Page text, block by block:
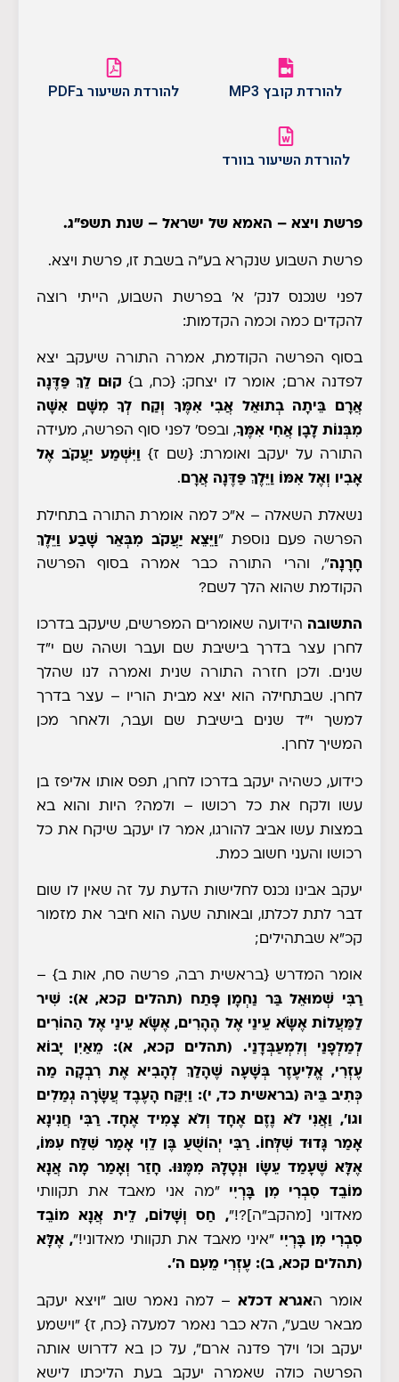
להורדת קובץ MP3 להורדת השיעור בPDF
להורדת השיעור בוורד
פרשת ויצא – האמא של ישראל – שנת תשפ"ג.
פרשת השבוע שנקרא בע"ה בשבת זו, פרשת ויצא.
לפני שנכנס לנק' א' בפרשת השבוע, הייתי רוצה
להקדים כמה וכמה הקדמות:
בסוף הפרשה הקודמת, אמרה התורה שיעקב יצא
לפדנה ארם; אומר לו יצחק:{כח, ב} קוּם לֵךְ פַּדֶּנָה
אֲרָם בֵּיתָה בְתוּאֵל אֲבִי אִמֶּךָ וְקַח לְךָ מִשָּׁם אִשָּׁה
מִבְּנוֹת לָבָן אֲחִי אִמֶּךָ, ובפס' לפני סוף הפרשה, מעידה
התורה על יעקב ואומרת:{שם ז} וַיִּשְׁמַע יַעֲקֹב אֶל
אָבִיו וְאֶל אִמּוֹ וַיֵּלֶךְ פַּדֶּנָה אֲרָם.
נשאלת השאלה – א"כ למה אומרת התורה בתחילת
הפרשה פעם נוספת "וַיֵּצֵא יַעֲקֹב מִבְּאֵר שָׁבַע וַיֵּלֶךְ
חָרָנָה", והרי התורה כבר אמרה בסוף הפרשה
הקודמת שהוא הלך לשם?
התשובה הידועה שאומרים המפרשים, שיעקב בדרכו
לחרן עצר בדרך בישיבת שם ועבר ושהה שם י"ד
שנים. ולכן חזרה התורה שנית ואמרה לנו שהלך
לחרן. שבתחילה הוא יצא מבית הוריו – עצר בדרך
למשך י"ד שנים בישיבת שם ועבר, ולאחר מכן
המשיך לחרן.
כידוע, כשהיה יעקב בדרכו לחרן, תפס אותו אליפז בן
עשו ולקח את כל רכושו – ולמה? היות והוא בא
במצות עשו אביב להורגו, אמר לו יעקב שיקח את כל
רכושו והעני חשוב כמת.
יעקב אבינו נכנס לחלישות הדעת על זה שאין לו שום
דבר לתת לכלתו, ובאותה שעה הוא חיבר את מזמור
קכ"א שבתהילים;
אומר המדרש {בראשית רבה, פרשה סח, אות ב} –
רַבִּי שְׁמוּאֵל בַּר נַחְמָן פָּתַח (תהלים קכא, א): שִׁיר
לַמַּעֲלוֹת אֶשָֹּׂא עֵינַי אֶל הֶהָרִים, אֶשָֹּׂא עֵינַי אֶל הַהוֹרִים
לְמַלְפָנַי וְלִמְעַבְּדָנַי. (תהלים קכא, א): מֵאַיִן יָבוֹא
עֶזְרִי, אֱלִיעֶזֶר בְּשָׁעָה שֶׁהָלַךְ לְהָבִיא אֶת רִבְקָה מַה
כְּתִיב בֵּיהּ (בראשית כד, י): וַיִּקַּח הָעֶבֶד עֲשָׂרָה גְמַלִים
וגו', וַאֲנִי לֹא נֶזֶם אֶחָד וְלֹא צָמִיד אֶחָד. רַבִּי חֲנִינָא
אָמַר גָּדוּד שִׁלְּחוֹ. רַבִּי יְהוֹשֻׁעַ בֶּן לֵוִי אָמַר שִׁלַּח עִמּוֹ,
אֶלָּא שֶׁעָמַד עֵשָׂו וּנְטָלָהּ מִמֶּנּוּ. חָזַר וְאָמַר מָה אֲנָא
מוֹבֵד סִבְרִי מִן בָּרְיִי "מה אני מאבד את תקוותי
מאדוני [מהקב"ה]?!", חַס וְשָׁלוֹם, לֵית אֲנָא מוֹבֵד
סִבְרִי מִן בָּרְיִי "איני מאבד את תקוותי מאדוני!", אֶלָּא
(תהלים קכא, ב): עֶזְרִי מֵעִם ה'.
אומר האגרא דכלא – למה נאמר שוב "ויצא יעקב
מבאר שבע", הלא כבר נאמר למעלה {כח, ז} "וישמע
יעקב וכו' וילך פדנה ארם", על כן בא לדרוש אותה
הפרשה כולה שאמרה יעקב בעת הליכתו לישא